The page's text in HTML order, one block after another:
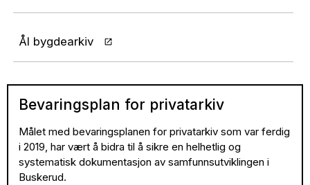
Ål bygdearkiv
Bevaringsplan for privatarkiv
Målet med bevaringsplanen for privatarkiv som var ferdig
i 2019, har vært å bidra til å sikre en helhetlig og
systematisk dokumentasjon av samfunnsutviklingen i
Buskerud.